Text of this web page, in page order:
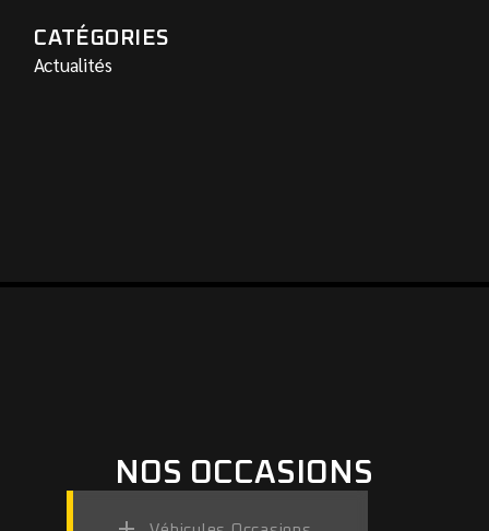
CATÉGORIES
Actualités
NOS OCCASIONS